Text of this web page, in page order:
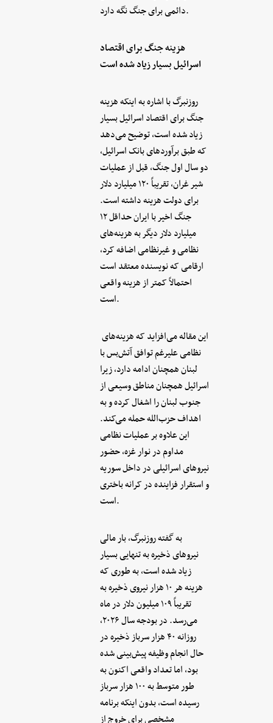
دائمی برای جنگ نگه دارد.
هزینه جنگ برای اقتصاد
اسرائیل بسیار زیاد شده است
روزنبرگ با اشاره به اینکه هزینه
جنگ برای اقتصاد اسرائیل بسیار
زیاد شده است، توضیح می‌دهد
که طبق برآوردهای بانک اسرائیل،
دو سال اول جنگ، قبل از عملیات
شیر غران، تقریباً ۱۲۰ میلیارد دلار
برای دولت هزینه داشته است.
جنگ اخیر با ایران حداقل ۱۲
میلیارد دلار دیگر به هزینه‌های
نظامی و غیرنظامی اضافه کرد،
ارقامی که نویسنده معتقد است
احتمالاً کمتر از هزینه واقعی
است.
نظامی علیرغم توافق آتش‌بس با
لبنان همچنان ادامه دارد، زیرا
اسرائیل همچنان مناطق وسیعی از
جنوب لبنان را اشغال کرده و به
اهداف حزب‌الله حمله می‌کند.
این علاوه بر عملیات نظامی
مداوم در نوار غزه، حضور
نیروهای اسرائیلی در داخل سوریه
و استقرار فزاینده در کرانه باختری
است.
به گفته روزنبرگ، بار مالی
نیروهای ذخیره به تنهایی بسیار
زیاد شده است، به طوری که
هزینه هر ۱۰ هزار نیروی ذخیره به
تقریباً ۱۰۹ میلیون دلار در ماه
می‌رسد. در بودجه سال ۲۰۲۶،
روزانه ۴۰ هزار سرباز ذخیره در
حال انجام وظیفه پیش‌بینی شده
بود، اما تعداد واقعی اکنون به
طور متوسط به ۱۰۰ هزار سرباز
رسیده است، بدون اینکه برنامه
مشخصی برای خروج از